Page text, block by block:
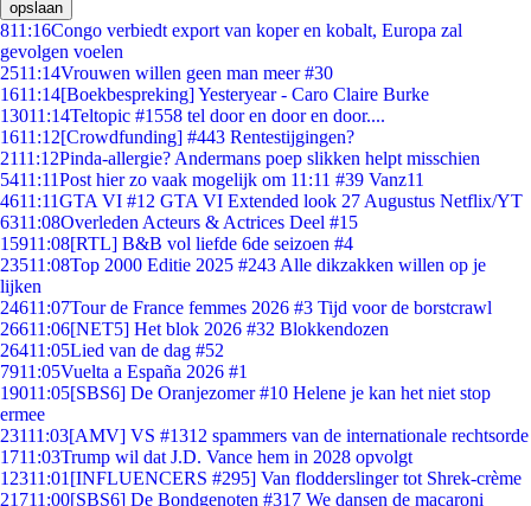
opslaan
811:16Congo verbiedt export van koper en kobalt, Europa zal
gevolgen voelen
2511:14Vrouwen willen geen man meer #30
1611:14[Boekbespreking] Yesteryear - Caro Claire Burke
13011:14Teltopic #1558 tel door en door en door....
1611:12[Crowdfunding] #443 Rentestijgingen?
2111:12Pinda-allergie? Andermans poep slikken helpt misschien
5411:11Post hier zo vaak mogelijk om 11:11 #39 Vanz11
4611:11GTA VI #12 GTA VI Extended look 27 Augustus Netflix/YT
6311:08Overleden Acteurs & Actrices Deel #15
15911:08[RTL] B&B vol liefde 6de seizoen #4
23511:08Top 2000 Editie 2025 #243 Alle dikzakken willen op je
lijken
24611:07Tour de France femmes 2026 #3 Tijd voor de borstcrawl
26611:06[NET5] Het blok 2026 #32 Blokkendozen
26411:05Lied van de dag #52
7911:05Vuelta a España 2026 #1
19011:05[SBS6] De Oranjezomer #10 Helene je kan het niet stop
ermee
23111:03[AMV] VS #1312 spammers van de internationale rechtsorde
1711:03Trump wil dat J.D. Vance hem in 2028 opvolgt
12311:01 [INFLUENCERS #295] Van flodderslinger tot Shrek-crème
21711:00[SBS6] De Bondgenoten #317 We dansen de macaroni